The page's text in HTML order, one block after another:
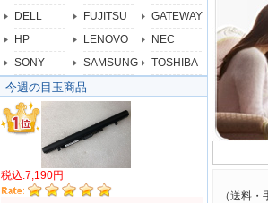
DELL
FUJITSU
GATEWAY
HP
LENOVO
NEC
SONY
SAMSUNG TOSHIBA
今週の目玉商品
税込:7,190円
（送料